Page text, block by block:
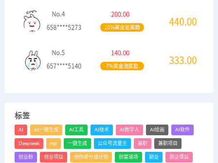
标签
AI AI一键生成 AI工具 AI技术 AI数字人 AI绘画 AI软件
Deepseek mp 一键生成 公众号流量主 兼职 兼职项目
创业粉 创业项目 创作者分成计划 创富道场 副业 副业项目